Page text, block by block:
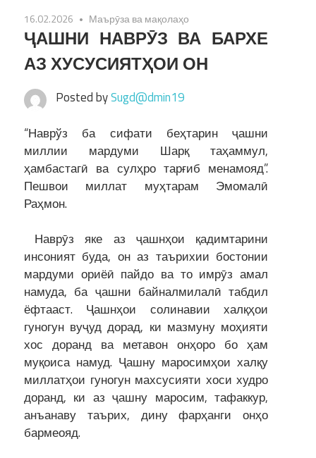
16.02.2026 Маърӯза ва мақолаҳо
ҶАШНИ НАВРӮЗ ВА БАРХЕ
АЗ ХУСУСИЯТҲОИ ОН
Posted bySugd@dmin19
“Наврўз ба сифати беҳтарин ҷашни
миллии мардуми Шарқ таҳаммул,
ҳамбастагӣ ва сулҳро тарғиб менамояд”.
Пешвои миллат муҳтарам Эмомалӣ
Раҳмон.
Наврӯз яке аз ҷашнҳои қадимтарини
инсоният буда, он аз таърихии бостонии
мардуми ориёӣ пайдо ва то имрӯз амал
намуда, ба ҷашни байналмилалӣ табдил
ёфтааст. Ҷашнҳои солинавии халқҳои
гуногун вуҷуд дорад, ки мазмуну моҳияти
хос доранд ва метавон онҳоро бо ҳам
муқоиса намуд. Ҷашну маросимҳои халқу
миллатҳои гуногун махсусияти хоси худро
доранд, ки аз ҷашну маросим, тафаккур,
анъанаву таърих, дину фарҳанги онҳо
бармеояд.